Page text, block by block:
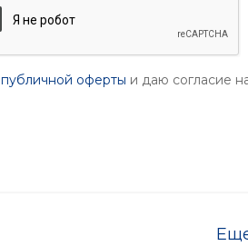
оферты и даю согласие